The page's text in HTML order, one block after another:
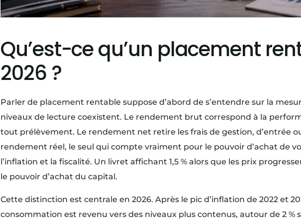
Qu’est-ce qu’un placement
2026 ?
Parler de placement rentable suppose d’abord de s’entendre sur la
niveaux de lecture coexistent. Le rendement brut correspond à la
tout prélèvement. Le rendement net retire les frais de gestion, d’entrée
rendement réel, le seul qui compte vraiment pour le pouvoir d’achat de
l’inflation et la fiscalité. Un livret affichant 1,5 % alors que les prix
le pouvoir d’achat du capital.
Cette distinction est centrale en 2026. Après le pic d’inflation de 2022 et
consommation est revenu vers des niveaux plus contenus, autour de 2 %